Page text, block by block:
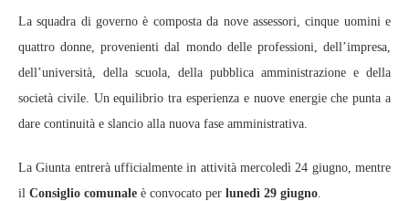
La squadra di governo è composta da nove assessori, cinque uomini e
quattro donne, provenienti dal mondo delle professioni, dell’impresa,
dell’università, della scuola, della pubblica amministrazione e della
società civile. Un equilibrio tra esperienza e nuove energie che punta a
dare continuità e slancio alla nuova fase amministrativa.
La Giunta entrerà ufficialmente in attività mercoledì 24 giugno, mentre
il Consiglio comunale è convocato per lunedì 29 giugno